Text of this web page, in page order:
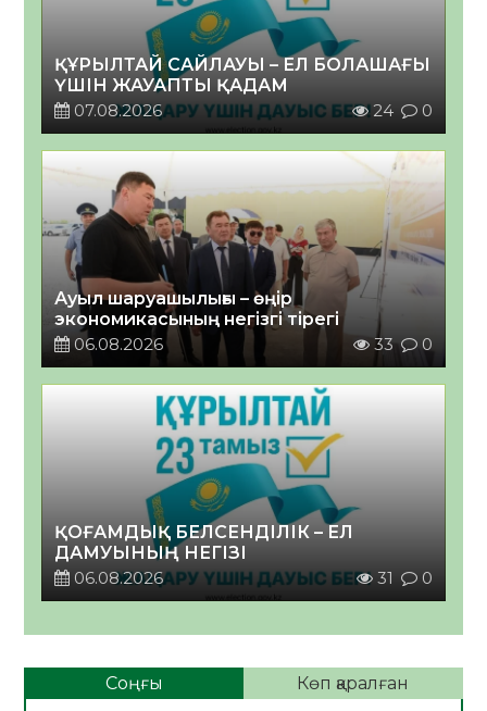
ҚҰРЫЛТАЙ САЙЛАУЫ – ЕЛ БОЛАШАҒЫ
ҮШІН ЖАУАПТЫ ҚАДАМ
07.08.2026
24 0
Ауыл шаруашылығы – өңір
экономикасының негізгі тірегі
06.08.2026
33 0
ҚОҒАМДЫҚ БЕЛСЕНДІЛІК – ЕЛ
ДАМУЫНЫҢ НЕГІЗІ
06.08.2026
31 0
Соңғы Көп қаралған